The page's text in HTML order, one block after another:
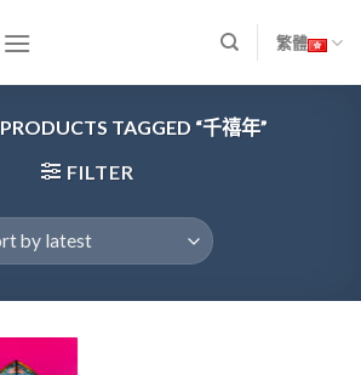
繁體
PRODUCTS TAGGED “千禧年”
FILTER